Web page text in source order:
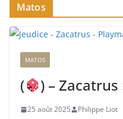
Matos
MATOS
( ) –
25 août 2025 Philippe Liot